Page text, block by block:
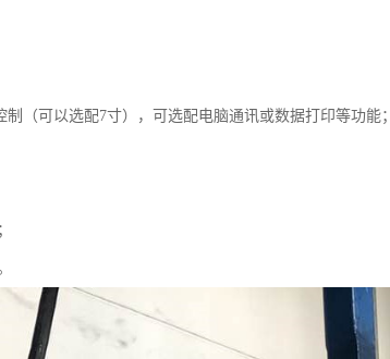
（可以选配7寸），可选配电脑通讯或数据打印等功能；